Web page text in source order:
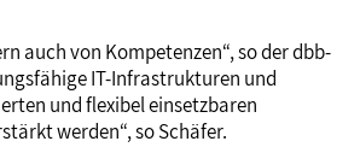
auch von Kompetenzen“, so der dbb-
IT-Infrastrukturen und
und flexibel einsetzbaren
werden“, so Schäfer.